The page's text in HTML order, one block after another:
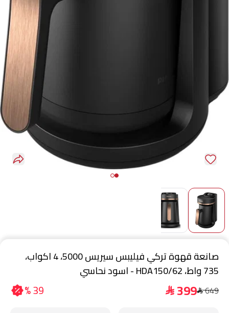
صانعة قهوة تركي فيليبس سيريس 5000، 4 اكواب،
735 واط، HDA150/62 - اسود نحاسي
649
$
399
$
39 %